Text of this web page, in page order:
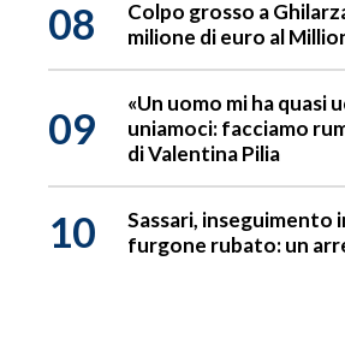
08
Colpo grosso a
milione di euro al
09
«Un uomo mi ha quasi
uniamoci: facciamo
di Valentina Pilia
10
Sassari, inseguimento
furgone rubato: un